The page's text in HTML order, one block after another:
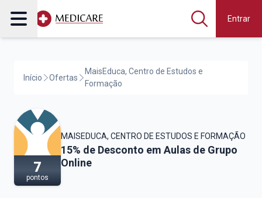
Entrar
Início Ofertas
MaisEduca, Centro de Estudos e
Formação
7
pontos
MAISEDUCA, CENTRO DE ESTUDOS E FORMAÇÃO
MaisEduca, Centro de Estudos e
15% de Desconto em Aulas de Grupo
Online